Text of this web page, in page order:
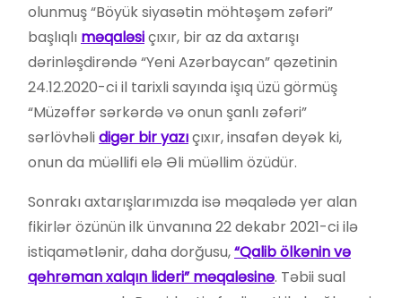
olunmuş “Böyük siyasətin möhtəşəm zəfəri”
başlıqlı məqaləsiçıxır, bir az da axtarışı
dərinləşdirəndə “Yeni Azərbaycan” qəzetinin
24.12.2020-ci il tarixli sayında işıq üzü görmüş
“Müzəffər sərkərdə və onun şanlı zəfəri”
sərlövhəlidigər bir yazıçıxır, insafən deyək ki,
onun da müəllifi elə Əli müəllim özüdür.
Sonrakı axtarışlarımızda isə məqalədə yer alan
fikirlər özünün ilk ünvanına 22 dekabr 2021-ci ilə
istiqamətlənir, daha dorğusu,“Qalib ölkənin və
qəhrəman xalqın lideri” məqaləsinə. Təbii sual